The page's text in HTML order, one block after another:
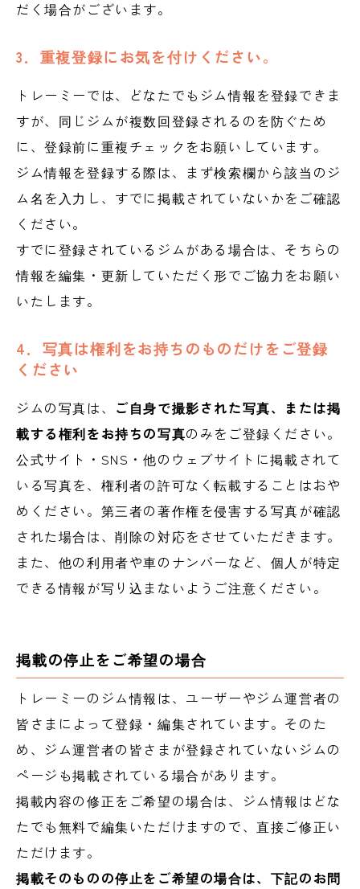
だく場合がございます。
3．重複登録にお気を付けください。
トレーミーでは、どなたでもジム情報を登録できま
すが、同じジムが複数回登録されるのを防ぐため
に、登録前に重複チェックをお願いしています。
ジム情報を登録する際は、まず検索欄から該当のジ
ム名を入力し、すでに掲載されていないかをご確認
ください。
すでに登録されているジムがある場合は、そちらの
情報を編集・更新していただく形でご協力をお願い
いたします。
4．写真は権利をお持ちのものだけをご登録
ください
ジムの写真は、 ご自身で撮影された写真、または掲
載する権利をお持ちの写真のみをご登録ください。
公式サイト・SNS・他のウェブサイトに掲載されて
いる写真を、権利者の許可なく転載することはおや
めください。第三者の著作権を侵害する写真が確認
された場合は、削除の対応をさせていただきます。
また、他の利用者や車のナンバーなど、個人が特定
できる情報が写り込まないようご注意ください。
掲載の停止をご希望の場合
トレーミーのジム情報は、ユーザーやジム運営者の
皆さまによって登録・編集されています。そのた
め、ジム運営者の皆さまが登録されていないジムの
ページも掲載されている場合があります。
掲載内容の修正をご希望の場合は、ジム情報はどな
たでも無料で編集いただけますので、直接ご修正い
ただけます。
掲載そのものの停止をご希望の場合は、下記のお問